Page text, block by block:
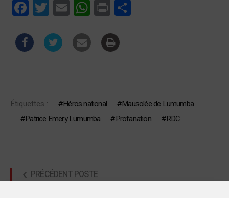
FacebookTwitterEmail WhatsApp
Print
Étiquettes : Héros national
Mausolée de Lumumba
Patrice Emery Lumumba
Profanation RDC
PRÉCÉDENT POSTE